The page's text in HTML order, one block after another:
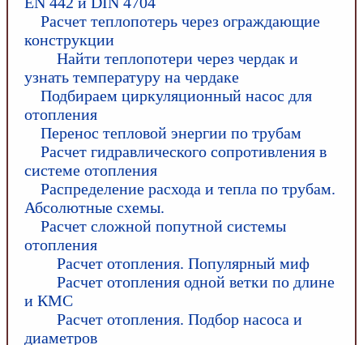
Расчет теплопотерь через ограждающие
конструкции
Найти теплопотери через чердак и
узнать температуру на чердаке
Подбираем циркуляционный насос для
отопления
Перенос тепловой энергии по трубам
Расчет гидравлического сопротивления в
системе отопления
Распределение расхода и тепла по трубам.
Абсолютные схемы.
Расчет сложной попутной системы
отопления
Расчет отопления. Популярный миф
Расчет отопления одной ветки по длине
и КМС
Расчет отопления. Подбор насоса и
диаметров